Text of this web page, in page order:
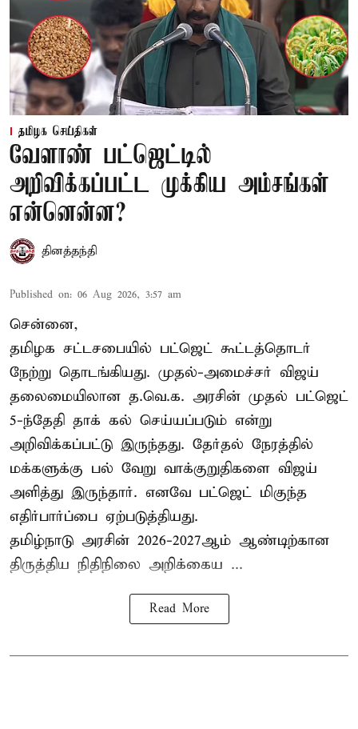
தமிழக செய்திகள்
வேளாண் பட்ஜெட்டில்
அறிவிக்கப்பட்ட முக்கிய அம்சங்கள்
என்னென்ன?
தினத்தந்தி
Published on: 06 Aug 2026, 3:57 am
சென்னை,
தமிழக சட்டசபையில் பட்ஜெட் கூட்டத்தொடர்
நேற்று தொடங்கியது. முதல்-அமைச்சர் விஜய்
தலைமையிலான த.வெ.க. அரசின் முதல் பட்ஜெட்
5-ந்தேதி தாக் கல் செய்யப்படும் என்று
அறிவிக்கப்பட்டு இருந்தது. தேர்தல் நேரத்தில்
மக்களுக்கு பல் வேறு வாக்குறுதிகளை விஜய்
அளித்து இருந்தார். எனவே பட்ஜெட் மிகுந்த
எதிர்பார்ப்பை ஏற்படுத்தியது.
தமிழ்நாடு அரசின் 2026-2027ஆம் ஆண்டிற்கான
திருத்திய நிதிநிலை அறிக்கைய ...
Read More